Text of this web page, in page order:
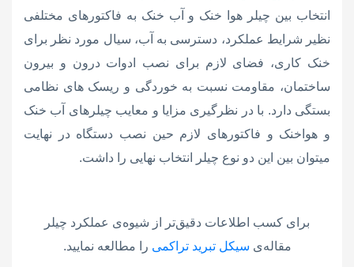
انتخاب بین چیلر هوا خنک و آب خنک به فاکتورهای مختلفی
نظیر شرایط عملکرد، دسترسی به آب، سیال مورد نظر برای
خنک کاری، فضای لازم برای نصب ادوات درون و بیرون
ساختمان، مقاومت نسبت به خوردگی و ریسک های نظامی
بستگی دارد. با در نظرگیری مزایا و معایب چیلرهای آب خنک
و هواخنک و فاکتورهای لازم حین نصب دستگاه در نهایت
میتوان بین این دو نوع چیلر انتخاب نهایی را داشت.
برای کسب اطلاعات دقیق‌تر از شیوه‌ی عملکرد چیلر
مقاله‌ی سیکل تبرید تراکمی را مطالعه نمایید.